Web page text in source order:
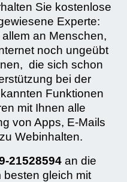
Sie kostenlose
Experte:
an Menschen,
noch ungeübt
die sich schon
bei der
Funktionen
mit Ihnen alle
von Apps, E-Mails
Webinhalten.
21528594 an die
besten gleich mit